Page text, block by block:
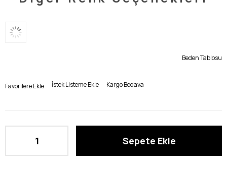
Beden Tablosu
Favorilere Ekle İstek Listeme Ekle Kargo Bedava